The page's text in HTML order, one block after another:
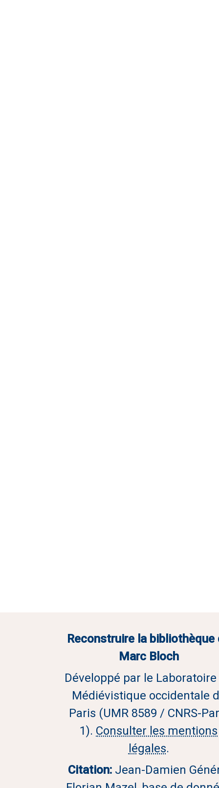
Reconstruire la bibliothèque
Marc Bloch
Développé par le
Médiévistique occidentale
Paris (UMR 8589 / CNRS-
1). Consulter les mentions
légales.
Citation: Jean-Damien